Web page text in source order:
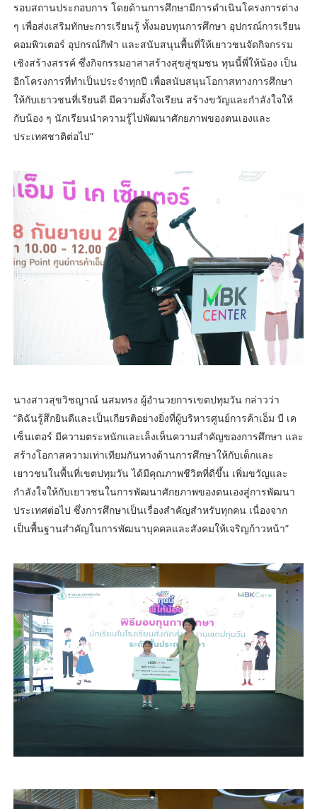
รอบสถานประกอบการ โดยด้านการศึกษามีการดำเนินโครงการต่าง
ๆ เพื่อส่งเสริมทักษะการเรียนรู้ ทั้งมอบทุนการศึกษา อุปกรณ์การเรียน
คอมพิวเตอร์ อุปกรณ์กีฬา และสนับสนุนพื้นที่ให้เยาวชนจัดกิจกรรม
เชิงสร้างสรรค์ ซึ่งกิจกรรมอาสาสร้างสุขสู่ชุมชน ทุนนี้พี่ให้น้อง เป็น
อีกโครงการที่ทำเป็นประจำทุกปี เพื่อสนับสนุนโอกาสทางการศึกษา
ให้กับเยาวชนที่เรียนดี มีความตั้งใจเรียน สร้างขวัญและกำลังใจให้
กับน้อง ๆ นักเรียนนำความรู้ไปพัฒนาศักยภาพของตนเองและ
ประเทศชาติต่อไป”
นางสาวสุขวิชญาณ์ นสมทรง ผู้อำนวยการเขตปทุมวัน กล่าวว่า
“ดิฉันรู้สึกยินดีและเป็นเกียรติอย่างยิ่งที่ผู้บริหารศูนย์การค้าเอ็ม บี เค
เซ็นเตอร์ มีความตระหนักและเล็งเห็นความสำคัญของการศึกษา และ
สร้างโอกาสความเท่าเทียมกันทางด้านการศึกษาให้กับเด็กและ
เยาวชนในพื้นที่เขตปทุมวัน ได้มีคุณภาพชีวิตที่ดีขึ้น เพิ่มขวัญและ
กำลังใจให้กับเยาวชนในการพัฒนาศักยภาพของตนเองสู่การพัฒนา
ประเทศต่อไป ซึ่งการศึกษาเป็นเรื่องสำคัญสำหรับทุกคน เนื่องจาก
เป็นพื้นฐานสำคัญในการพัฒนาบุคคลและสังคมให้เจริญก้าวหน้า”